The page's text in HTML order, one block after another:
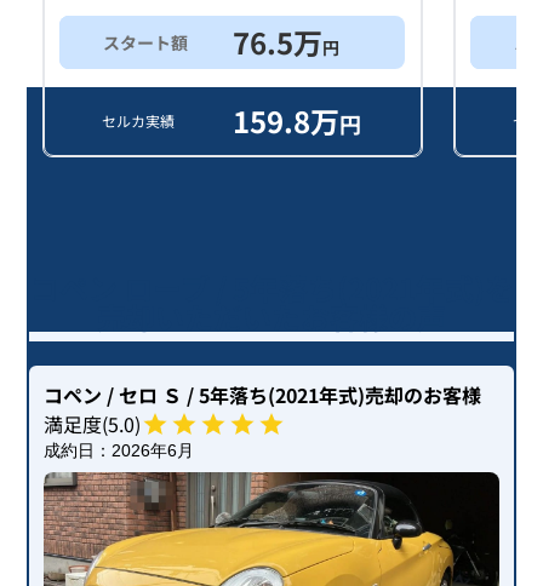
スタート額 76.5万円
セルカ実績 159.8万円
ス
セ
コペン / セロ Ｓ / 5年落ち(2021年式)売却のお客様
満足度(5.0)
成約日： 2026年6月